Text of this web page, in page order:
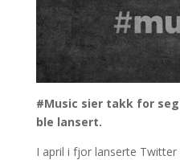
#Music sier takk for
ble lansert.
I april i fjor lanserte